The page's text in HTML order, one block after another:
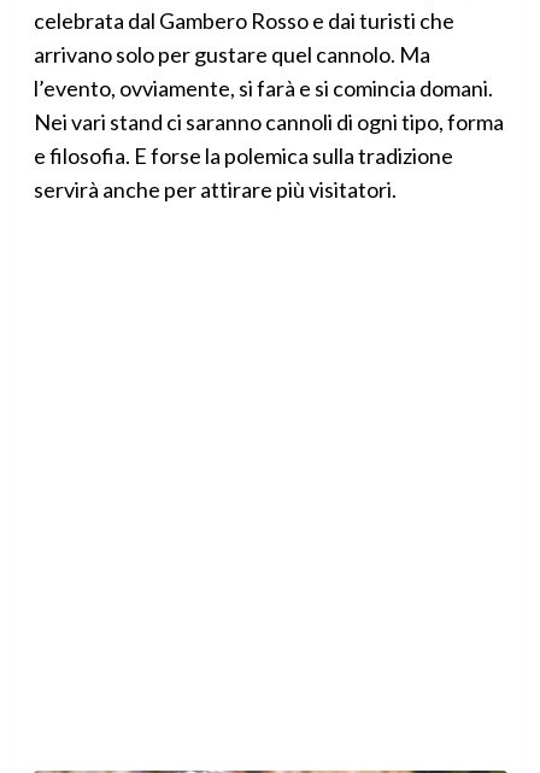
celebrata dal Gambero Rosso e dai turisti che
arrivano solo per gustare quel cannolo. Ma
l’evento, ovviamente, si farà e si comincia domani.
Nei vari stand ci saranno cannoli di ogni tipo, forma
e filosofia. E forse la polemica sulla tradizione
servirà anche per attirare più visitatori.